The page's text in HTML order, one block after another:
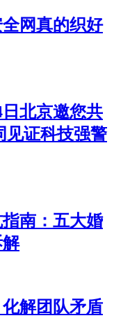
网真的织好
北京邀您共
见证科技强警
南：五大婚
解团队矛盾